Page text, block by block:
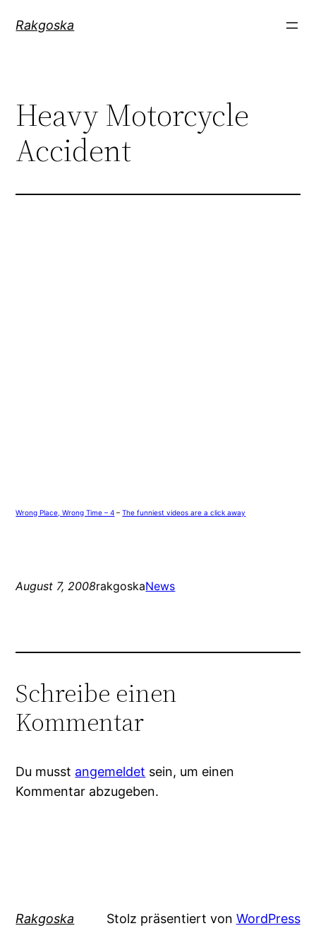
InhaltRakgoska
Heavy Motorcycle
Accident
Wrong Place, Wrong Time – 4 –The funniest videos are a click away
August 7, 2008rakgoskaNews
Schreibe einen
Kommentar
Du musst angemeldet sein, um einen
Kommentar abzugeben.
Rakgoska Stolz präsentiert von WordPress